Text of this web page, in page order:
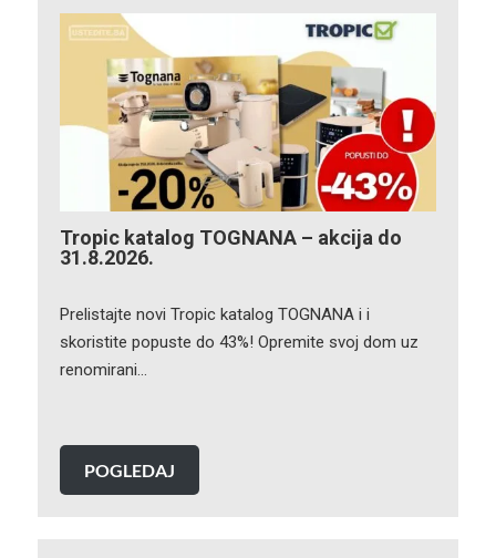
Tropic katalog TOGNANA – akcija do
31.8.2026.
Prelistajte novi Tropic katalog TOGNANA i i
skoristite popuste do 43%! Opremite svoj dom uz
renomirani…
POGLEDAJ